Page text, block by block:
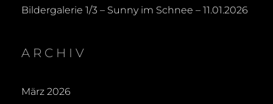
Bildergalerie 1/3 – Sunny im Schnee – 11.01.2026
ARCHIV
März 2026